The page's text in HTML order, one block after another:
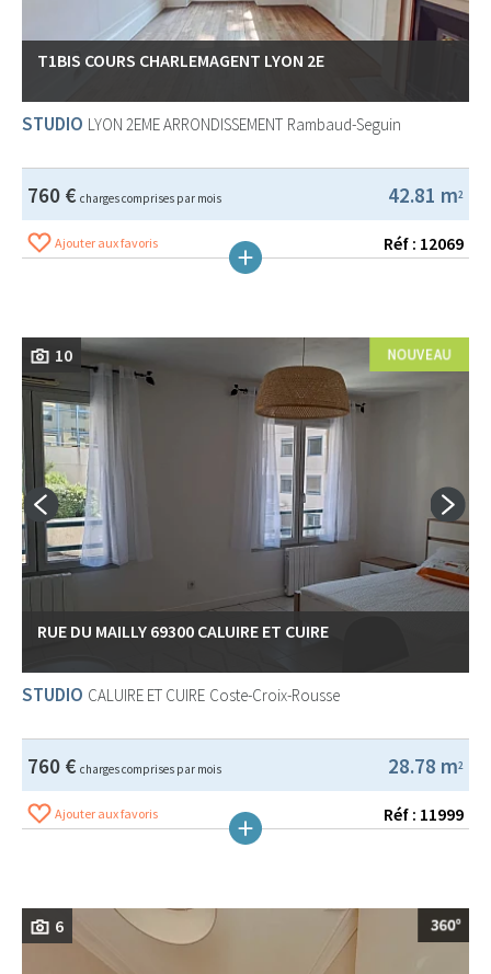
T1BIS COURS CHARLEMAGENT LYON 2E
STUDIO LYON 2EME ARRONDISSEMENT Rambaud-Seguin
42.81 m2
760 € charges comprises par mois
Ajouter aux favoris Réf : 12069
10
RUE DU MAILLY 69300 CALUIRE ET CUIRE
STUDIO CALUIRE ET CUIRE Coste-Croix-Rousse
28.78 m2
760 € charges comprises par mois
Ajouter aux favoris Réf : 11999
6